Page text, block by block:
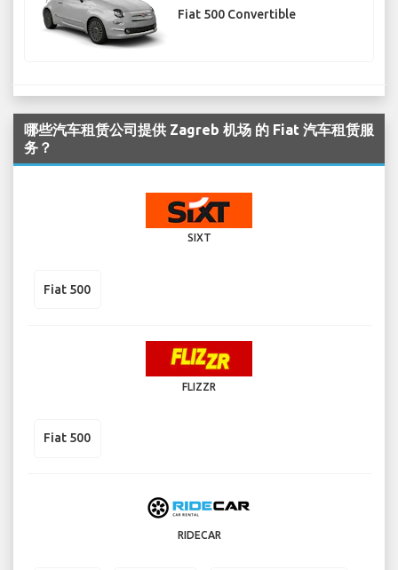
Fiat 500 Convertible
哪些汽车租赁公司提供 Zagreb 机场 的 Fiat 汽车租赁服
务？
SIXT
Fiat 500
FLIZZR
Fiat 500
RIDECAR